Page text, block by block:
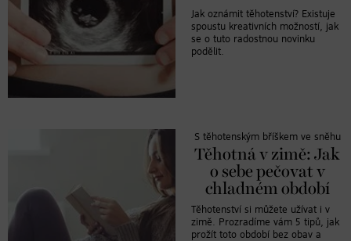
Jak oznámit těhotenství? Existuje
spoustu kreativních možností, jak
se o tuto radostnou novinku
podělit.
S těhotenským bříškem ve sněhu
Těhotná v zimě: Jak
o sebe pečovat v
chladném období
Těhotenství si můžete užívat i v
zimě. Prozradíme vám 5 tipů, jak
prožít toto období bez obav a